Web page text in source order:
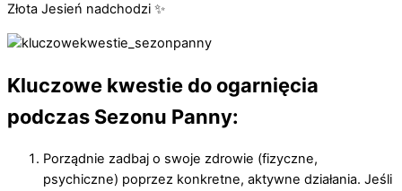
Złota Jesień nadchodzi ✨
Kluczowe kwestie do ogarnięcia
podczas Sezonu Panny:
Porządnie zadbaj o swoje zdrowie (fizyczne,
psychiczne) poprzez konkretne, aktywne działania. Jeśli